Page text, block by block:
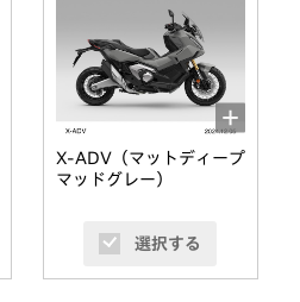
X-ADV（マットディープ
マッドグレー）
選択する